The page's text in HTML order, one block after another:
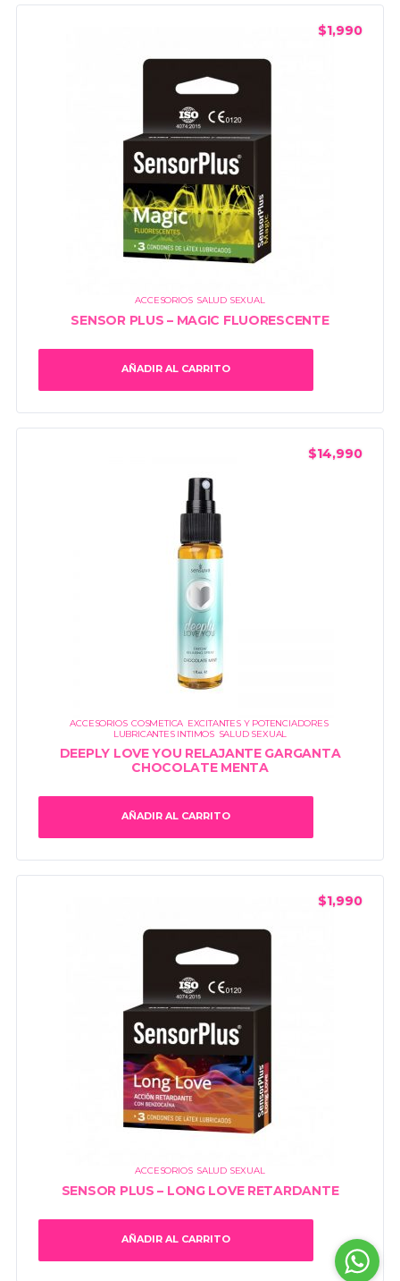
ACCESORIOS, SALUD SEXUAL
SENSOR PLUS – MAGIC FLUORESCENTE
$1,990
AÑADIR AL CARRITO
ACCESORIOS,COSMETICA EXCITANTES Y POTENCIADORES,
LUBRICANTES INTIMOS, SALUD SEXUAL
DEEPLY LOVE YOU RELAJANTE GARGANTA
CHOCOLATE MENTA
$14,990
AÑADIR AL CARRITO
ACCESORIOS, SALUD SEXUAL
SENSOR PLUS – LONG LOVE RETARDANTE
$1,990
AÑADIR AL CARRITO